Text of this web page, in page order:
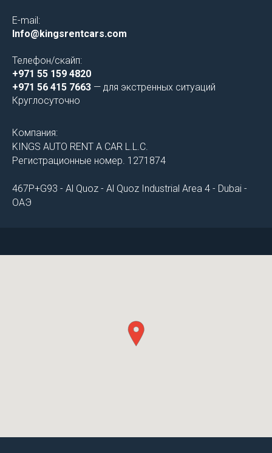
E-mail:
Info@kingsrentcars.com
Телефон/скайп:
+971 55 159 4820
+971 56 415 7663 — для экстренных ситуаций
Круглосуточно
Компания:
KINGS AUTO RENT A CAR L.L.C.
Регистрационные номер. 1271874
467P+G93 - Al Quoz - Al Quoz Industrial Area 4 - Dubai -
ОАЭ